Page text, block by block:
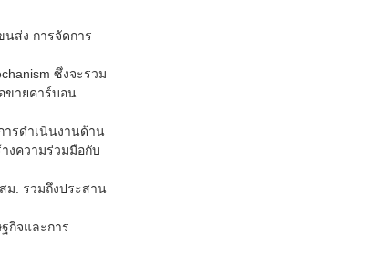
ส่ง การจัดการ
ซึ่งจะรวม
ขายคาร์บอน
ารดำเนินงานด้าน
งความร่วมมือกับ
ม. รวมถึงประสาน
กิจและการ